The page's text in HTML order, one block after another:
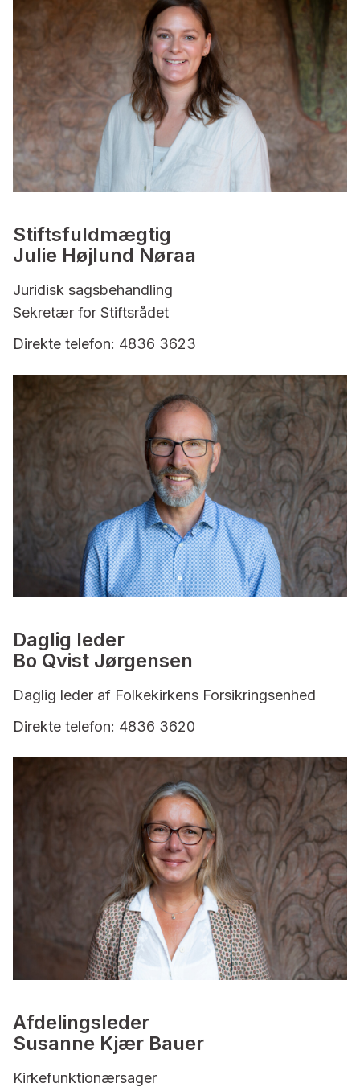
Stiftsfuldmægtig
Julie Højlund Nøraa
Juridisk sagsbehandling
Sekretær for Stiftsrådet
Direkte telefon: 4836 3623
Daglig leder
Bo Qvist Jørgensen
Daglig leder af Folkekirkens Forsikringsenhed
Direkte telefon: 4836 3620
Afdelingsleder
Susanne Kjær Bauer
Kirkefunktionærsager